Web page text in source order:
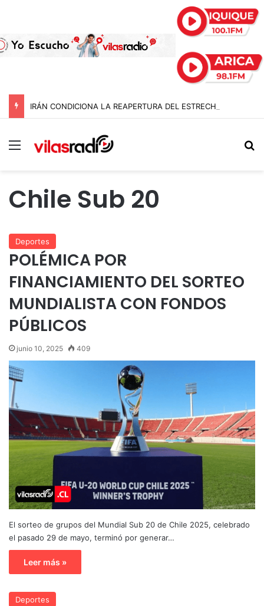
Menú
Chile Sub 20
Deportes
POLÉMICA POR
FINANCIAMIENTO DEL SORTEO
MUNDIALISTA CON FONDOS
PÚBLICOS
junio 10, 2025 409
El sorteo de grupos del Mundial Sub 20 de Chile 2025, celebrado
el pasado 29 de mayo, terminó por generar…
Leer más »
Deportes